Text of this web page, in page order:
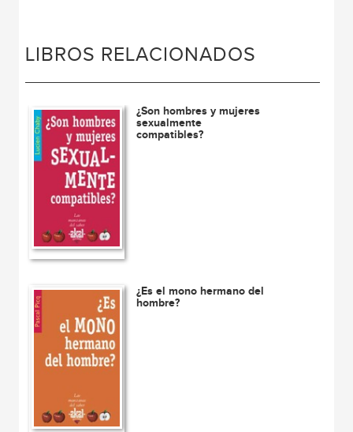
LIBROS RELACIONADOS
¿Son hombres y mujeres
sexualmente
compatibles?
¿Es el mono hermano del
hombre?